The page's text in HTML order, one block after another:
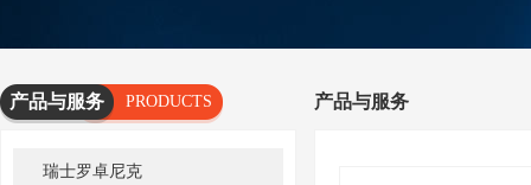
产品与服务
PRODUCTS
SERVICES
瑞士罗卓尼克
产品与服务